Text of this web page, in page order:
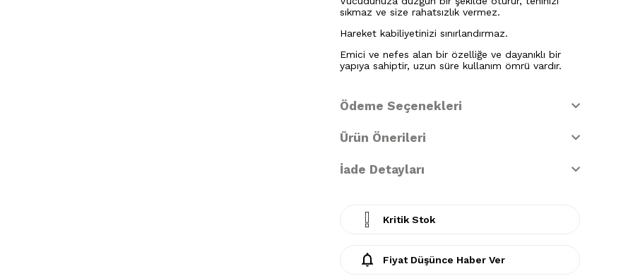
sıkmaz ve size rahatsızlık vermez.
Hareket kabiliyetinizi sınırlandırmaz.
Emici ve nefes alan bir özelliğe ve dayanıklı bir
yapıya sahiptir, uzun süre kullanım ömrü vardır.
Ödeme Seçenekleri
Ürün Önerileri
İade Detayları
Kritik Stok
Fiyat Düşünce Haber Ver